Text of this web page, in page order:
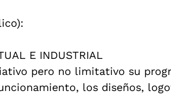
E INDUSTRIAL
pero no limitativo su
los diseños,